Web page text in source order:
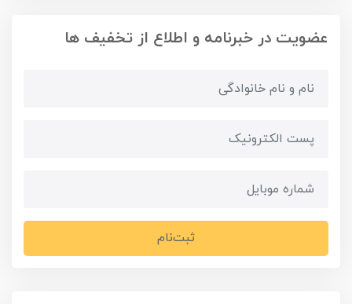
عضویت در خبرنامه و اطلاع از تخفیف ها
ثبت‌نام